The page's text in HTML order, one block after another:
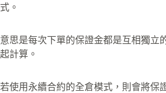
式。
意思是每次下單的保證金都是互相獨立
起計算。
若使用永續合約的全倉模式，則會將保